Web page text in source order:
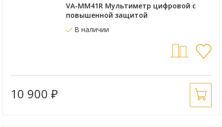
VA-ММ41R Мультиметр цифровой с
повышенной защитой
В наличии
10 900 ₽